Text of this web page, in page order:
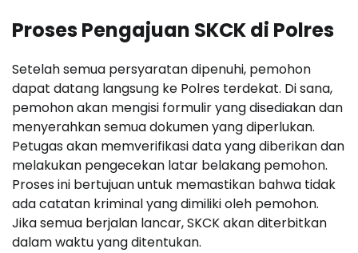
Proses Pengajuan SKCK di Polres
Setelah semua persyaratan dipenuhi, pemohon
dapat datang langsung ke Polres terdekat. Di sana,
pemohon akan mengisi formulir yang disediakan dan
menyerahkan semua dokumen yang diperlukan.
Petugas akan memverifikasi data yang diberikan dan
melakukan pengecekan latar belakang pemohon.
Proses ini bertujuan untuk memastikan bahwa tidak
ada catatan kriminal yang dimiliki oleh pemohon.
Jika semua berjalan lancar, SKCK akan diterbitkan
dalam waktu yang ditentukan.